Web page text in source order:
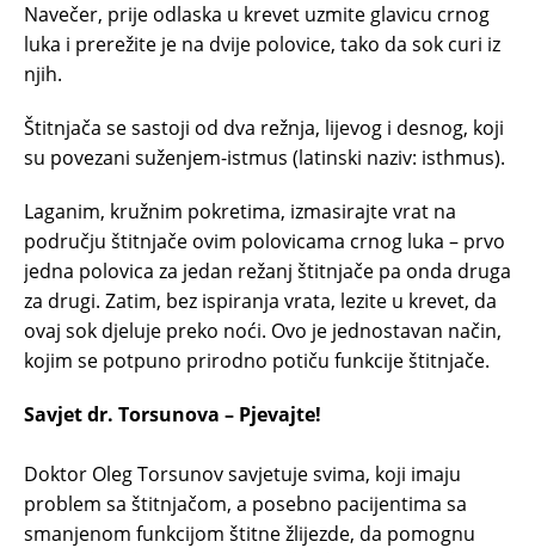
Navečer, prije odlaska u krevet uzmite glavicu crnog
luka i prerežite je na dvije polovice, tako da sok curi iz
njih.
Štitnjača se sastoji od dva režnja, lijevog i desnog, koji
su povezani suženjem-istmus (latinski naziv: isthmus).
Laganim, kružnim pokretima, izmasirajte vrat na
području štitnjače ovim polovicama crnog luka – prvo
jedna polovica za jedan režanj štitnjače pa onda druga
za drugi. Zatim, bez ispiranja vrata, lezite u krevet, da
ovaj sok djeluje preko noći. Ovo je jednostavan način,
kojim se potpuno prirodno potiču funkcije štitnjače.
Savjet dr. Torsunova – Pjevajte!
Doktor Oleg Torsunov savjetuje svima, koji imaju
problem sa štitnjačom, a posebno pacijentima sa
smanjenom funkcijom štitne žlijezde, da pomognu